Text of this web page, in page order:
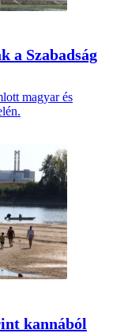
a Szabadság
magyar és
kannából